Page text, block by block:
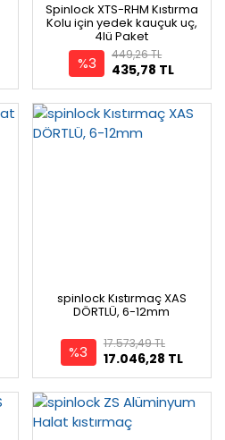
Spinlock XTS-RHM Kıstırma
Kolu için yedek kauçuk uç,
4lü Paket
%3 435,78 TL
449,26 TL
spinlock Kıstırmaç XAS
DÖRTLÜ, 6-12mm
%3 17.046,28 TL
17.573,49 TL